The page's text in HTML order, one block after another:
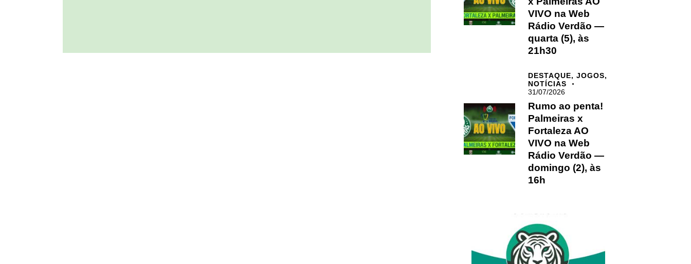
VIVO na Web
Rádio Verdão —
quarta (5), às
21h30
DESTAQUE,JOGOS,
NOTÍCIAS
31/07/2026
Rumo ao penta!
Palmeiras x
Fortaleza AO
VIVO na Web
Rádio Verdão —
domingo (2), às
16h